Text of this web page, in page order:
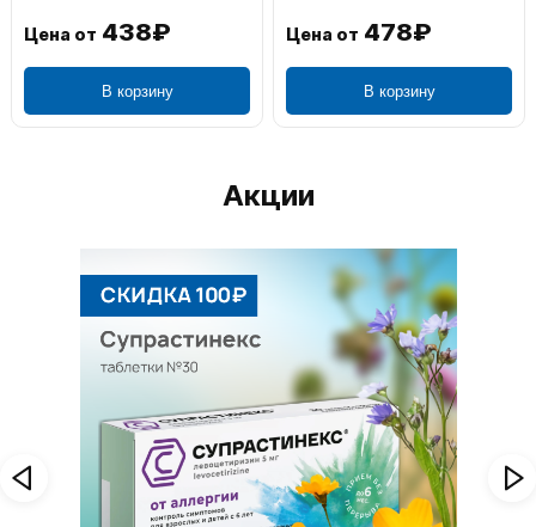
Цена от 438₽
В корзину
Цена от 478₽
В корзину
Акции